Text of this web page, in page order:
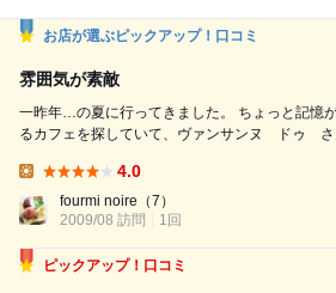
お店が選ぶピックアップ！口コミ
雰囲気が素敵
一昨年…の夏に行ってきました。 ちょっと記憶が曖昧かも…。 個室があ
るカフェを探していて、ヴァンサンヌ ドゥ さん
名で個室を使いましたが、大きな四角い机に広々とし
と扉も閉めていただけたので、人目を気にせずゆ
すことが出来ました。 照明も暗めで、暖炉み
4.0
fourmi noire （7）
2009/08 訪問
1回
ピックアップ！口コミ